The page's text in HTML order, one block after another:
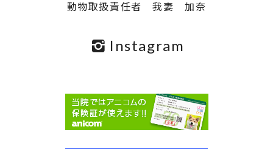
動物取扱責任者 我妻 加奈
Instagram